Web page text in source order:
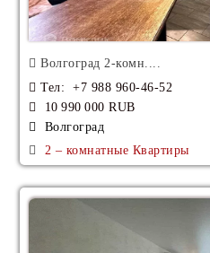
Волгоград 2-комн....
Тел: +7 988 960-46-52
10 990 000 RUB
Волгоград
2 – комнатные Квартиры